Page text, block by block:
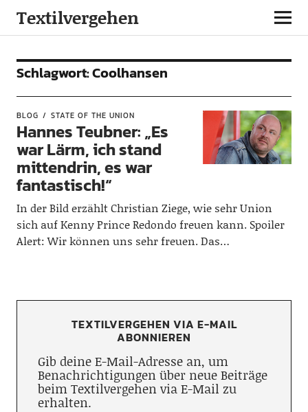
Textilvergehen
Schlagwort:Coolhansen
BLOG STATE OF THE UNION
Hannes Teubner: „Es
war Lärm, ich stand
mittendrin, es war
fantastisch!“
In der Bild erzählt Christian Ziege, wie sehr Union
sich auf Kenny Prince Redondo freuen kann. Spoiler
Alert: Wir können uns sehr freuen. Das…
TEXTILVERGEHEN VIA E-MAIL
ABONNIEREN
Gib deine E-Mail-Adresse an, um
Benachrichtigungen über neue Beiträge
beim Textilvergehen via E-Mail zu
erhalten.